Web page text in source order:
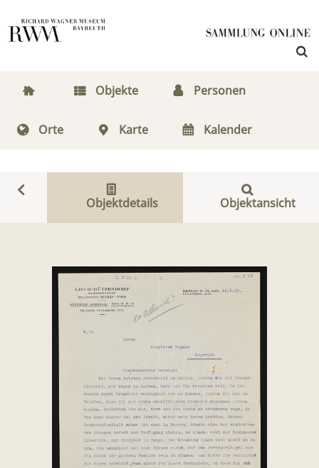
Objekte Personen
Orte Karte Kalender
Objektdetails Objektansicht